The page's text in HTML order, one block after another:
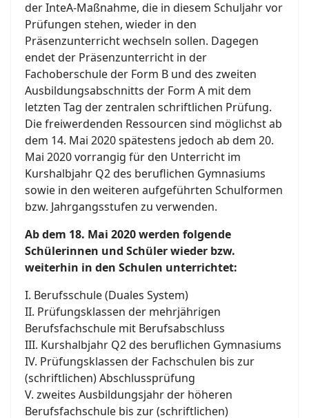
der InteA-Maßnahme, die in diesem Schuljahr vor
Prüfungen stehen, wieder in den
Präsenzunterricht wechseln sollen. Dagegen
endet der Präsenzunterricht in der
Fachoberschule der Form B und des zweiten
Ausbildungsabschnitts der Form A mit dem
letzten Tag der zentralen schriftlichen Prüfung.
Die freiwerdenden Ressourcen sind möglichst ab
dem 14. Mai 2020 spätestens jedoch ab dem 20.
Mai 2020 vorrangig für den Unterricht im
Kurshalbjahr Q2 des beruflichen Gymnasiums
sowie in den weiteren aufgeführten Schulformen
bzw. Jahrgangsstufen zu verwenden.
Ab dem 18. Mai 2020 werden folgende
Schülerinnen und Schüler wieder bzw.
weiterhin in den Schulen unterrichtet:
I. Berufsschule (Duales System)
II. Prüfungsklassen der mehrjährigen
Berufsfachschule mit Berufsabschluss
III. Kurshalbjahr Q2 des beruflichen Gymnasiums
IV. Prüfungsklassen der Fachschulen bis zur
(schriftlichen) Abschlussprüfung
V. zweites Ausbildungsjahr der höheren
Berufsfachschule bis zur (schriftlichen)